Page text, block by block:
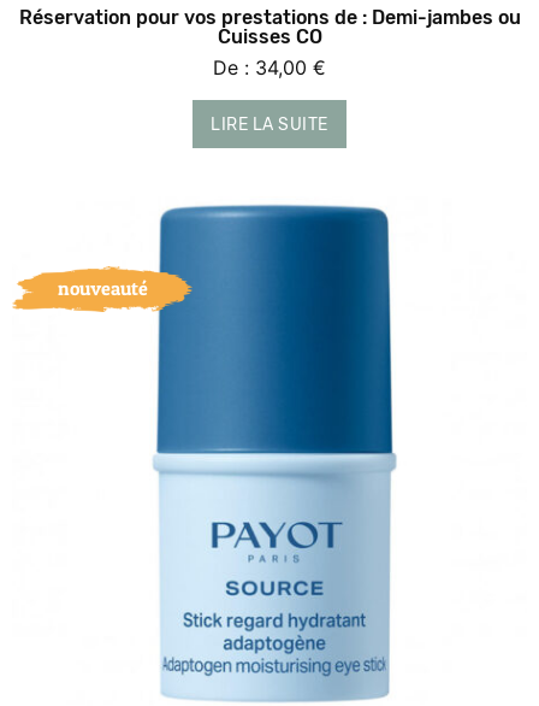
Réservation pour vos prestations de : Demi-jambes ou
Cuisses CO
De : 34,00 €
LIRE LA SUITE
nouveauté